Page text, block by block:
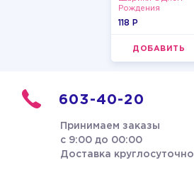
Рождения
118 P
ДОБАВИТЬ
603-40-20
Принимаем заказы
с 9:00 до 00:00
Доставка круглосуточно